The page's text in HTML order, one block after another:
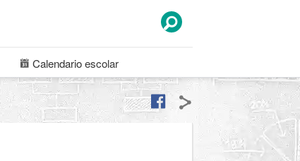
Calendarioescolar